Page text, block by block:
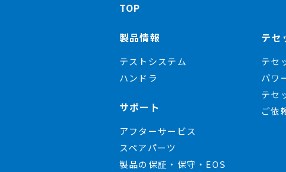
TOP
製品情報
テストシステム
ハンドラ
サポート
アフターサービス
スペアパーツ
製品の保証・保守・EOS
テセ
テセ
パワ
テセ
ご依